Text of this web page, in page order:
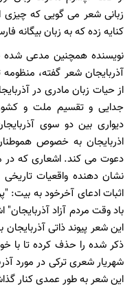
زبانی شعر می گویی که چیزی
کنایه زده که به زبان بیگانه
نویسنده همچنین مدعی شده
آذربایجان شعر گفته، منظومه
از حیات زبان مادری در
جدایی و تقسیم ملت و
دیواری بین دو سوی
اذربایجان به خصوص
دعوت می کند. اشعاری که در
نشان دهنده واقعیات
اثبات ادعای آخرخود به بیت:
باد وقت مردم آزاد
این شعر پیوند ذاتی آذربایجان
ذکر شده را حذف کرده تا با
شهریار شعری ترکی در مورد
این شعر به طور عمدی کنار